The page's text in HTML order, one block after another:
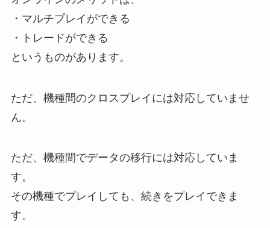
・マルチプレイができる
・トレードができる
というものがあります。
ただ、機種間のクロスプレイには対応していませ
ん。
ただ、機種間でデータの移行には対応していま
す。
その機種でプレイしても、続きをプレイできま
す。